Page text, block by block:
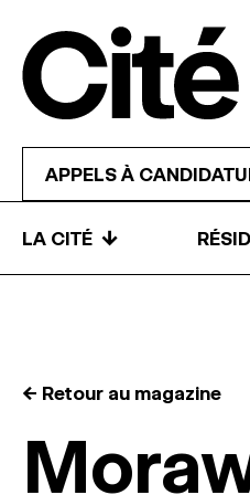
APPELS À
LA CITÉ ↓
← Retour au magazine